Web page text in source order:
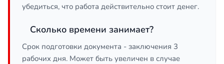
убедиться, что работа действительно стоит денег.
Сколько времени занимает?
Срок подготовки документа - заключения 3
рабочих дня. Может быть увеличен в случае